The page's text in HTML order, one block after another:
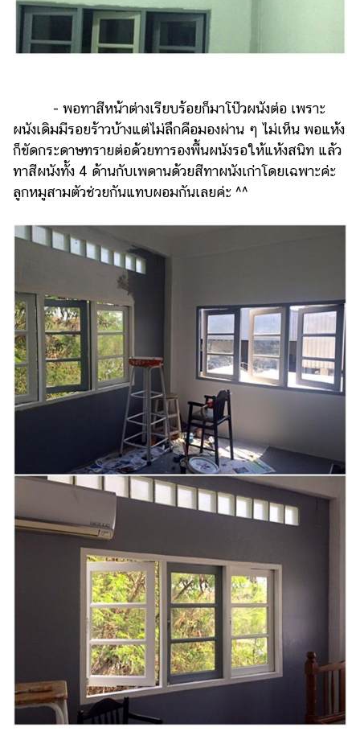
- พอทาสีหน้าต่างเรียบร้อยก็มาโป๊วผนังต่อ เพราะ
ผนังเดิมมีรอยร้าวบ้างแต่ไม่ลึกคือมองผ่าน ๆ ไม่เห็น พอแห้ง
ก็ขัดกระดาษทรายต่อด้วยทารองพื้นผนังรอให้แห้งสนิท แล้ว
ทาสีผนังทั้ง 4 ด้านกับเพดานด้วยสีทาผนังเก่าโดยเฉพาะค่ะ
ลูกหมูสามตัวช่วยกันแทบผอมกันเลยค่ะ ^^